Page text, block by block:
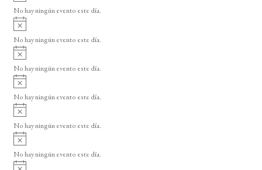
d
e
E
v
e
n
t
o
s
o
v
i
o
No hay ningún evento este día.
A
v
i
o
No hay ningún evento este día.
A
v
i
o
No hay ningún evento este día.
A
v
i
o
No hay ningún evento este día.
A
v
i
o
No hay ningún evento este día.
A
v
i
No hay ningún evento este día.
A